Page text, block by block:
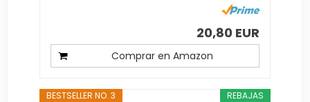
20,80 EUR
Comprar en Amazon
REBAJAS
BESTSELLER NO. 3